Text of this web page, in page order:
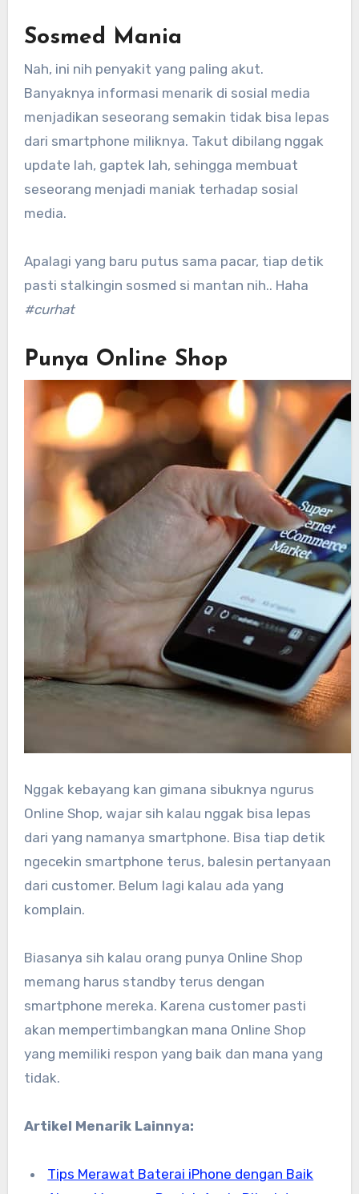
Sosmed Mania
Nah, ini nih penyakit yang paling akut.
Banyaknya informasi menarik di sosial media
menjadikan seseorang semakin tidak bisa lepas
dari smartphone miliknya. Takut dibilang nggak
update lah, gaptek lah, sehingga membuat
seseorang menjadi maniak terhadap sosial
media.
Apalagi yang baru putus sama pacar, tiap detik
pasti stalkingin sosmed si mantan nih.. Haha
#curhat
Punya Online Shop
Nggak kebayang kan gimana sibuknya ngurus
Online Shop, wajar sih kalau nggak bisa lepas
dari yang namanya smartphone. Bisa tiap detik
ngecekin smartphone terus, balesin pertanyaan
dari customer. Belum lagi kalau ada yang
komplain.
Biasanya sih kalau orang punya Online Shop
memang harus standby terus dengan
smartphone mereka. Karena customer pasti
akan mempertimbangkan mana Online Shop
yang memiliki respon yang baik dan mana yang
tidak.
Artikel Menarik Lainnya:
Tips Merawat Baterai iPhone dengan Baik